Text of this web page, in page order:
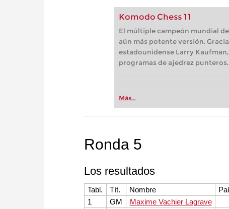
Komodo Chess 11
El múltiple campeón mundial
aún más potente versión.
estadounidense Larry
programas de ajedrez punteros.
Más...
Ronda 5
Los resultados
Tabl. Tít. Nombre
1
GM Maxime Vachier Lagrave